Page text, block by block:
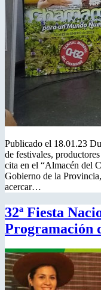
Publicado el 18.01.23
de festivales,
cita en el “Almacén del
Gobierno de la
acercar…
32ª Fiesta
Programación